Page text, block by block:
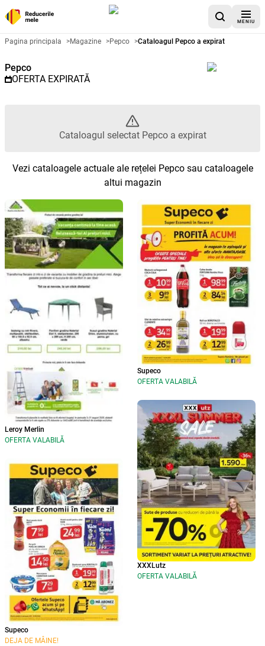
MENIU
Catalog promoțional Pepco -
Pagina principala >Magazine >Pepco >Cataloagul Pepco a expirat
Pepco
OFERTA EXPIRATĂ
Cataloagul selectat Pepco a expirat
Vezi cataloagele actuale ale rețelei Pepco sau cataloagele
altui magazin
Leroy Merlin
OFERTA VALABILĂ
Supeco
DEJA DE MÂINE!
Supeco
OFERTA VALABILĂ
XXXLutz
OFERTA VALABILĂ